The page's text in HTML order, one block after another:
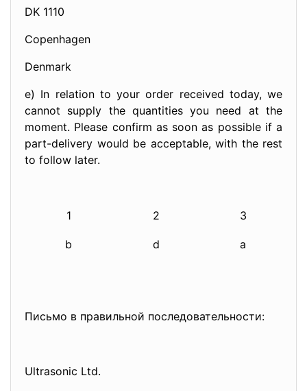
DK 1110
Copenhagen
Denmark
e) In relation to your order received today, we
cannot supply the quantities you need at the
moment. Please confirm as soon as possible if a
part-delivery would be acceptable, with the rest
to follow later.
1 2 3
b d a
Письмо в правильной последовательности:
Ultrasonic Ltd.